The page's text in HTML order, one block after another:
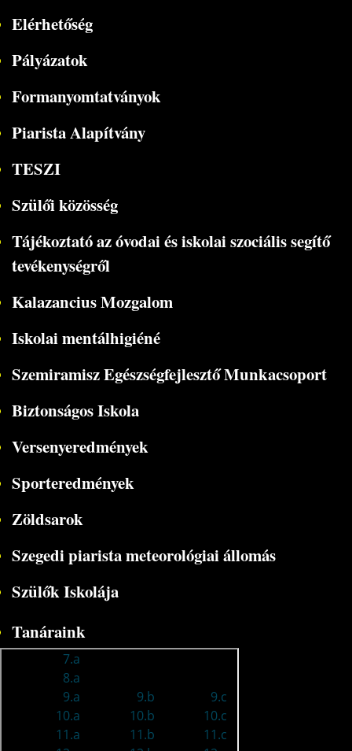
Elérhetőség
Pályázatok
Formanyomtatványok
Piarista Alapítvány
TESZI
Szülői közösség
Tájékoztató az óvodai és iskolai szociális segítő
tevékenységről
Kalazancius Mozgalom
Iskolai mentálhigiéné
Szemiramisz Egészségfejlesztő Munkacsoport
Biztonságos Iskola
Versenyeredmények
Sporteredmények
Zöldsarok
Szegedi piarista meteorológiai állomás
Szülők Iskolája
Tanáraink